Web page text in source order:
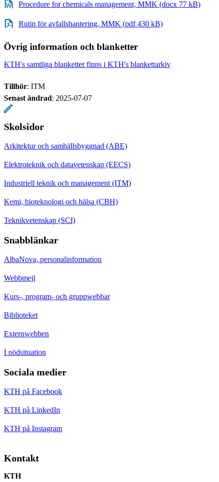
Procedure for chemicals management, MMK (docx 77 kB)
Rutin för avfallshantering, MMK (pdf 430 kB)
Övrig information och blanketter
KTH's samtliga blanketter finns i KTH's blankettarkiv
Tillhör: ITM
Senast ändrad: 2025-07-07
Skolsidor
Arkitektur och samhällsbyggnad (ABE)
Elektroteknik och datavetenskap (EECS)
Industriell teknik och management (ITM)
Kemi, bioteknologi och hälsa (CBH)
Teknikvetenskap (SCI)
Snabblänkar
AlbaNova, personalinformation
Webbmejl
Kurs-, program- och gruppwebbar
Biblioteket
Externwebben
I nödsituation
Sociala medier
KTH på Facebook
KTH på LinkedIn
KTH på Instagram
Kontakt
KTH